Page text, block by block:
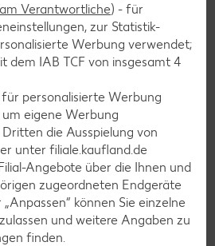
Verantwortliche) - für
zur Statistik-
Werbung verwendet;
dem IAB TCF von insgesamt 4
personalisierte Werbung
eigene Werbung
die Ausspielung von
unter filiale.kaufland.de
Angebote über die Ihnen und
zugeordneten Endgeräte
können Sie einzelne
und weitere Angaben zu
finden.